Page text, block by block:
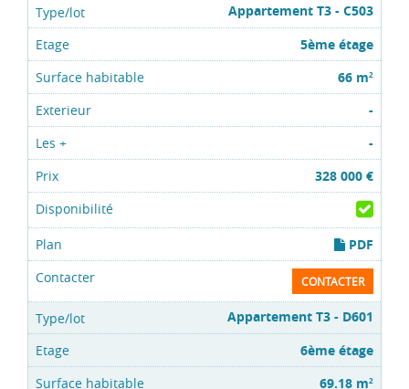
Appartement T3 - C503
5ème étage
66 m2
-
-
328 000 €
PDF
CONTACTER
Appartement T3 - D601
6ème étage
69.18 m2